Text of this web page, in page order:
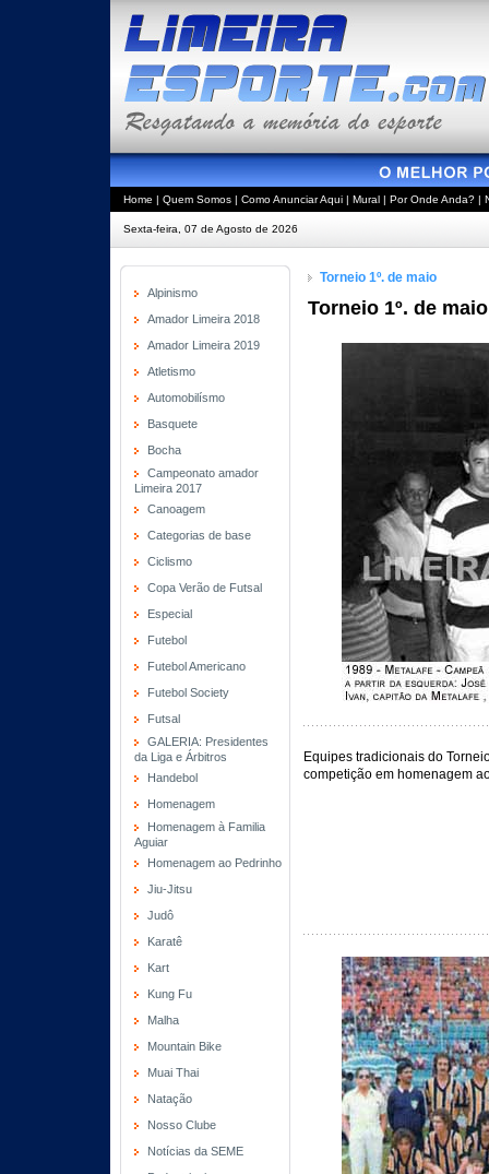
Home | Quem Somos | Como Anunciar Aqui | Mural | Por Onde Anda? |
Sexta-feira, 07 de Agosto de 2026
Alpinismo
Amador Limeira 2018
Amador Limeira 2019
Atletismo
Automobilísmo
Basquete
Bocha
Campeonato amador
Limeira 2017
Canoagem
Categorias de base
Ciclismo
Copa Verão de Futsal
Especial
Futebol
Futebol Americano
Futebol Society
Futsal
GALERIA: Presidentes
da Liga e Árbitros
Handebol
Homenagem
Homenagem à Familia
Aguiar
Homenagem ao Pedrinho
Jiu-Jitsu
Judô
Karatê
Kart
Kung Fu
Malha
Mountain Bike
Muai Thai
Natação
Nosso Clube
Notícias da SEME
Torneio 1º. de maio
Torneio 1º. de
Equipes tradicionais do
competição em homenagem